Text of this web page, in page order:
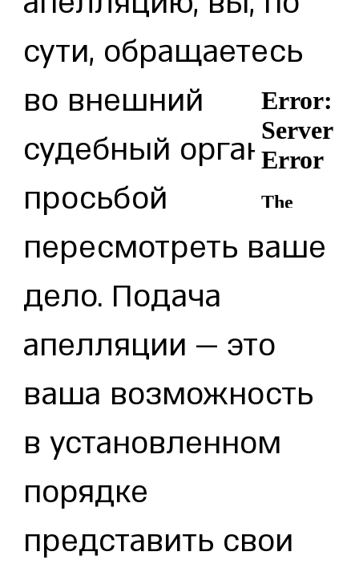
сути, обращаетесь
во внешний
судебный орган с
просьбой
пересмотреть ваше
дело. Подача
апелляции — это
ваша возможность
в установленном
порядке
представить свои